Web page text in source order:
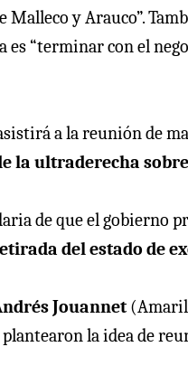
y Arauco”.
es “terminar con el
a la reunión de
la ultraderecha
de que el gobierno
del estado de
Jouannet
la idea de